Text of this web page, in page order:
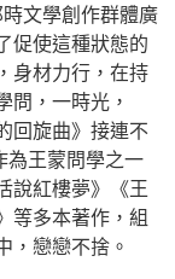
文學創作群體廣
促使這種狀態的
身材力行，在持
問，一時光，
回旋曲》接連不
為王蒙問學之一
說紅樓夢》《王
等多本著作，組
，戀戀不捨。